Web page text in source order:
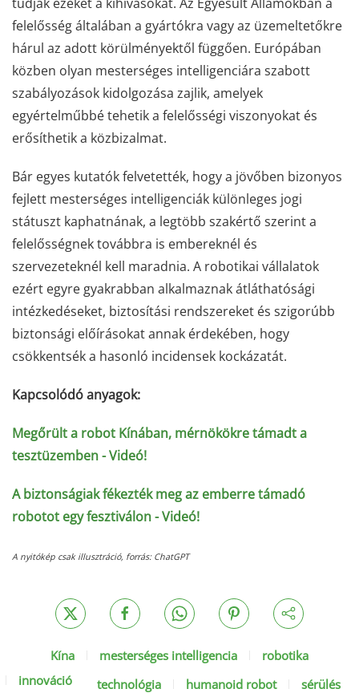
felelősség általában a gyártókra vagy az üzemeltetőkre
hárul az adott körülményektől függően. Európában
közben olyan mesterséges intelligenciára szabott
szabályozások kidolgozása zajlik, amelyek
egyértelműbbé tehetik a felelősségi viszonyokat és
erősíthetik a közbizalmat.
Bár egyes kutatók felvetették, hogy a jövőben bizonyos
fejlett mesterséges intelligenciák különleges jogi
státuszt kaphatnának, a legtöbb szakértő szerint a
felelősségnek továbbra is embereknél és
szervezeteknél kell maradnia. A robotikai vállalatok
ezért egyre gyakrabban alkalmaznak átláthatósági
intézkedéseket, biztosítási rendszereket és szigorúbb
biztonsági előírásokat annak érdekében, hogy
csökkentsék a hasonló incidensek kockázatát.
Kapcsolódó anyagok:
Megőrült a robot Kínában, mérnökökre támadt a
tesztüzemben - Videó!
A biztonságiak fékezték meg az emberre támadó
robotot egy fesztiválon - Videó!
A nyitókép csak illusztráció, forrás: ChatGPT
Kína mesterséges intelligencia
robotika
innováció
technológia humanoid robot
sérülés